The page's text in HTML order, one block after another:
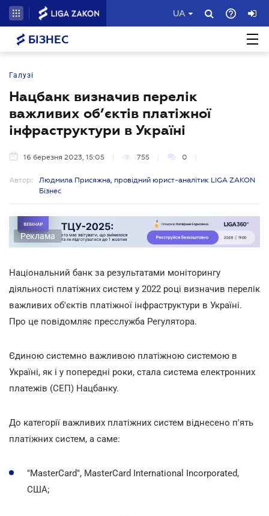
UA
БІЗНЕС
Галузі
Нацбанк визначив перелік
важливих об’єктів платіжної
інфраструктури в Україні
16 березня 2023, 15:05 755 0
Автор:
Людмила Присяжна, провідний юрист-аналітик LIGA ZAKON
Бізнес
Реклама
Національний банк за результатами моніторингу
діяльності платіжних систем у 2022 році визначив перелік
важливих об'єктів платіжної інфраструктури в Україні.
Про це повідомляє пресслужба Регулятора.
Єдиною системно важливою платіжною системою в
Україні, як і у попередні роки, стала система електронних
платежів (СЕП) Нацбанку.
До категорії важливих платіжних систем віднесено п'ять
платіжних систем, а саме:
"MasterCard", MasterCard International Incorporated,
США;